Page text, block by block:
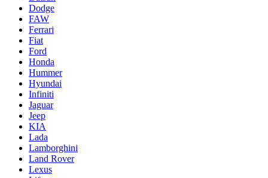
Dodge
FAW
Ferrari
Fiat
Ford
Honda
Hummer
Hyundai
Infiniti
Jaguar
Jeep
KIA
Lada
Lamborghini
Land Rover
Lexus